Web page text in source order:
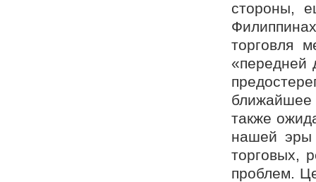
стороны,
торговля
«передней
ближайшее
также
нашей эры
торговых,
проблем.